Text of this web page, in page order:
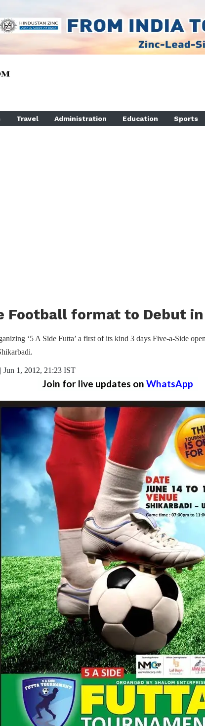
Travel Administration Education Sports
Football format to Debut
‘5 A Side Futta’ a first of its kind 3 days Five-a-Side
| Jun 1, 2012, 21:23 IST
Join for live updates on WhatsApp